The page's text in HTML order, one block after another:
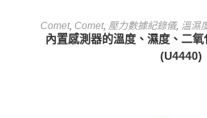
查看內容
Comet, Comet, 壓力數據紀錄儀, 溫濕
內置感測器的溫度、濕度、二
(U4440)